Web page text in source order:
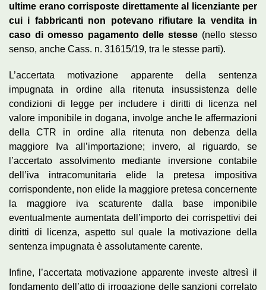
ultime erano corrisposte direttamente al licenziante per
cui i fabbricanti non potevano rifiutare la vendita in
caso di omesso pagamento delle stesse (nello stesso
senso, anche Cass. n. 31615/19, tra le stesse parti).
L’accertata motivazione apparente della sentenza
impugnata in ordine alla ritenuta insussistenza delle
condizioni di legge per includere i diritti di licenza nel
valore imponibile in dogana, involge anche le affermazioni
della CTR in ordine alla ritenuta non debenza della
maggiore Iva all’importazione; invero, al riguardo, se
l’accertato assolvimento mediante inversione contabile
dell’iva intracomunitaria elide la pretesa impositiva
corrispondente, non elide la maggiore pretesa concernente
la maggiore iva scaturente dalla base imponibile
eventualmente aumentata dell’importo dei corrispettivi dei
diritti di licenza, aspetto sul quale la motivazione della
sentenza impugnata è assolutamente carente.
Infine, l’accertata motivazione apparente investe altresì il
fondamento dell’atto di irrogazione delle sanzioni correlato